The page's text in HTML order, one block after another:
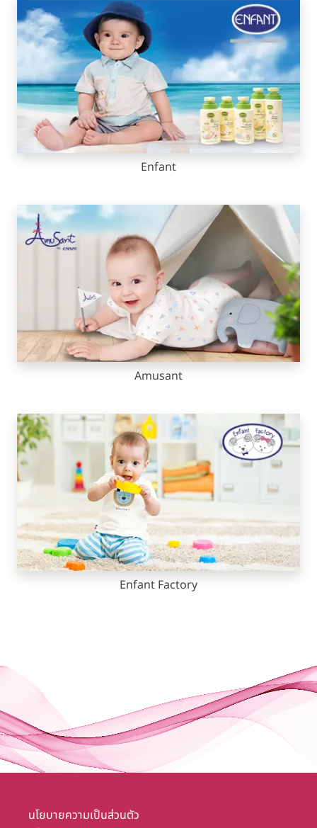
Enfant
Amusant
Enfant Factory
นโยบายความเป็นส่วนตัว